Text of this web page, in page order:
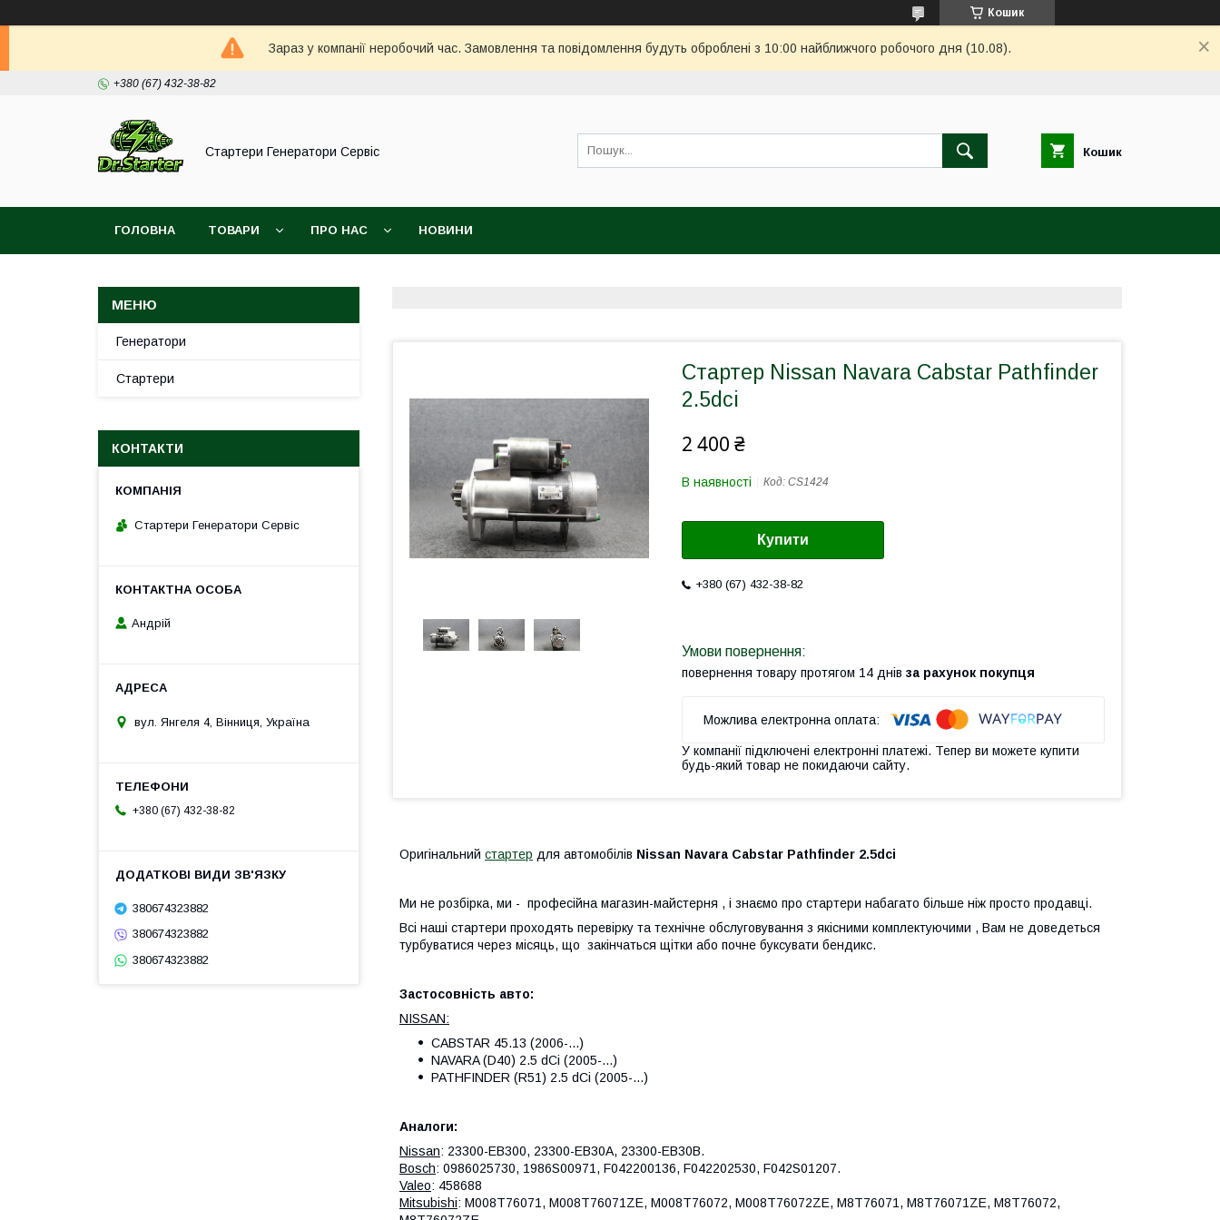
Кошик
Зараз у компанії неробочий час. Замовлення та повідомлення будуть оброблені з 10:00 найближчого робочого дня (10.08).
+380 (67) 432-38-82
Стартери Генератори Сервіс Кошик
ГОЛОВНА ТОВАРИ ПРО НАС НОВИНИ
Стартер Nissan Navara Cabstar Pathfinder
2.5dci
2 400 ₴
В наявності Код: CS1424
Купити
+380 (67) 432-38-82
повернення товару протягом 14 днів за рахунок покупця
У компанії підключені електронні платежі. Тепер ви можете купити
будь-який товар не покидаючи сайту.
Оригінальний стартер для автомобілів Nissan Navara Cabstar Pathfinder 2.5dci
Ми не розбірка, ми - професійна магазин-майстерня , і знаємо про стартери набагато більше ніж просто продавці.
Всі наші стартери проходять перевірку та технічне обслуговування з якісними комплектуючими , Вам не доведеться
турбуватися через місяць, що закінчаться щітки або почне буксувати бендикс.
Застосовність авто:
NISSAN:
CABSTAR 45.13 (2006-...)
NAVARA (D40) 2.5 dCi (2005-...)
PATHFINDER (R51) 2.5 dCi (2005-...)
Аналоги:
Nissan: 23300-EB300, 23300-EB30A, 23300-EB30B.
Bosch: 0986025730, 1986S00971, F042200136, F042202530, F042S01207.
Valeo: 458688
Mitsubishi: M008T76071, M008T76071ZE, M008T76072, M008T76072ZE, M8T76071, M8T76071ZE, M8T76072,
Генератори
Стартери
КОНТАКТИ
Стартери Генератори Сервіс
Андрій
вул. Янгеля 4, Вінниця, Україна
+380 (67) 432-38-82
380674323882
380674323882
380674323882